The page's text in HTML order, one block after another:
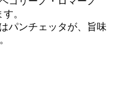
。
パンチェッタが、旨味